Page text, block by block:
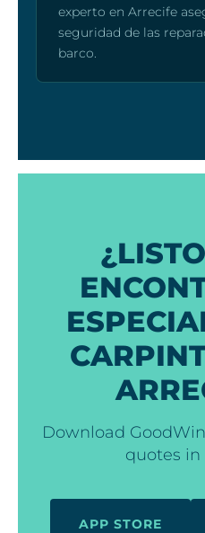
experto en Arrecife
seguridad de las
barco.
Download
quotes
APP STORE